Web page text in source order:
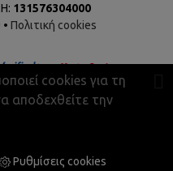
131576304000
• Πολιτική cookies
cookies για τη
αποδεχθείτε την
Ρυθμίσεις cookies